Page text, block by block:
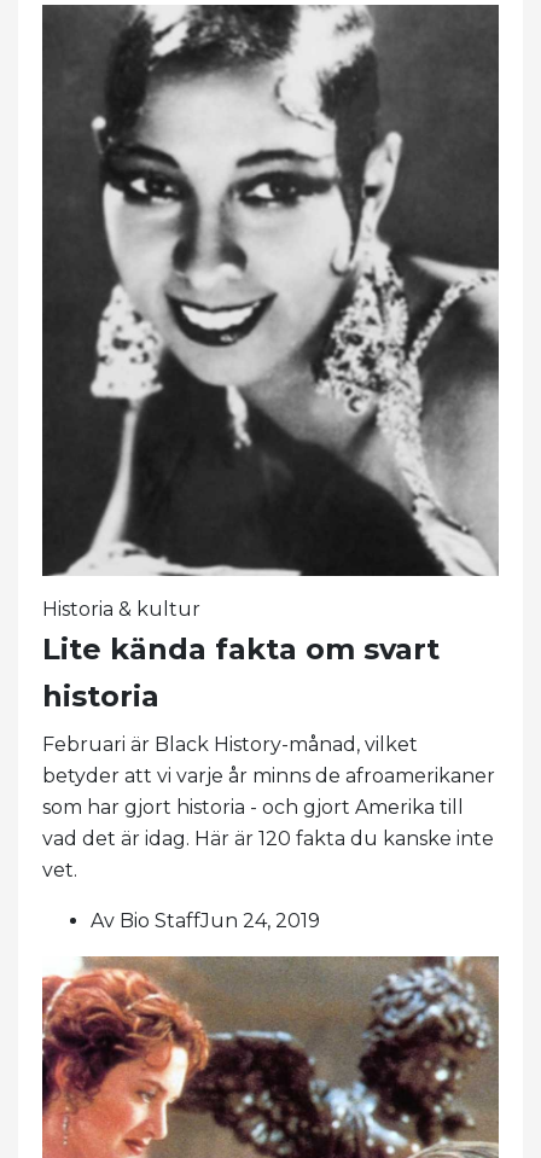
Historia & kultur
Lite kända fakta om svart
historia
Februari är Black History-månad, vilket
betyder att vi varje år minns de afroamerikaner
som har gjort historia - och gjort Amerika till
vad det är idag. Här är 120 fakta du kanske inte
vet.
Av Bio StaffJun 24, 2019